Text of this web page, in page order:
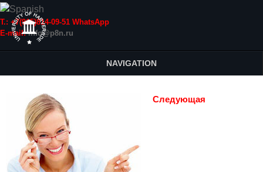
Т.: +7(915)814-09-51 WhatsApp
E-mail:info@p8n.ru
NAVIGATION
Следующая